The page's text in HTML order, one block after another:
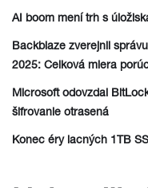
AI boom mení trh s
Backblaze zverejnil
2025: Celková miera
Microsoft odovzdal
šifrovanie otrasená
Konec éry lacných 1TB